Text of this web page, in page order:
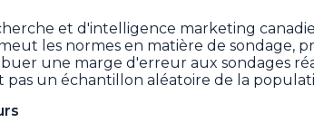
et d'intelligence marketing
les normes en matière de sondage,
une marge d'erreur aux sondages
pas un échantillon aléatoire de la